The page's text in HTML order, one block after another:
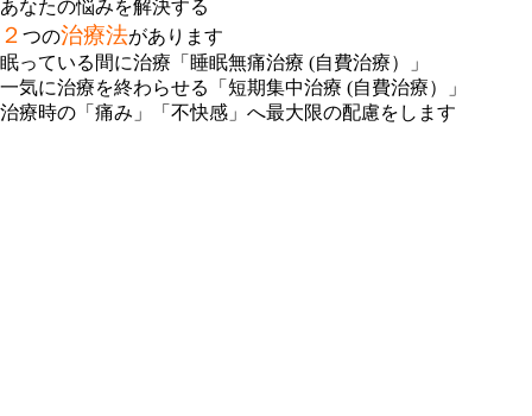
あなたの悩みを解決する
２ つの治療法があります
眠っている間に治療「睡眠無痛治療 (自費治療）」
一気に治療を終わらせる「短期集中治療 (自費治療）」
治療時の「痛み」「不快感」へ最大限の配慮をします